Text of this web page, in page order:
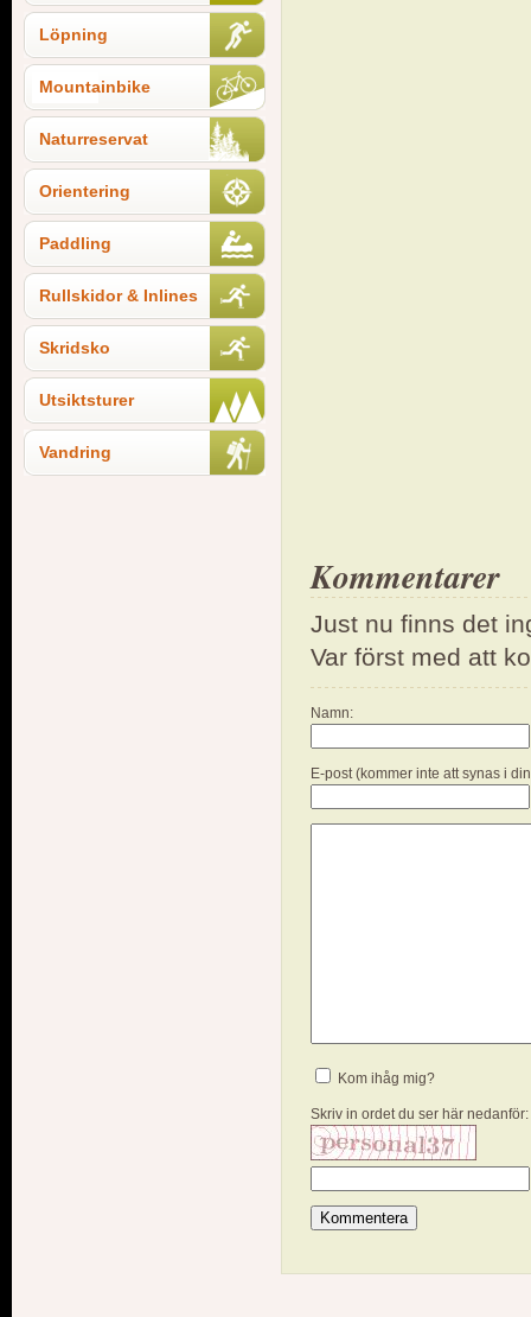
Löpning
Mountainbike
Naturreservat
Orientering
Paddling
Rullskidor & Inlines
Skridsko
Utsiktsturer
Vandring
Kommentarer
Just nu finns det
Var först med att
Namn:
E-post (kommer inte att synas i
Kom ihåg mig?
Skriv in ordet du ser här nedanför: